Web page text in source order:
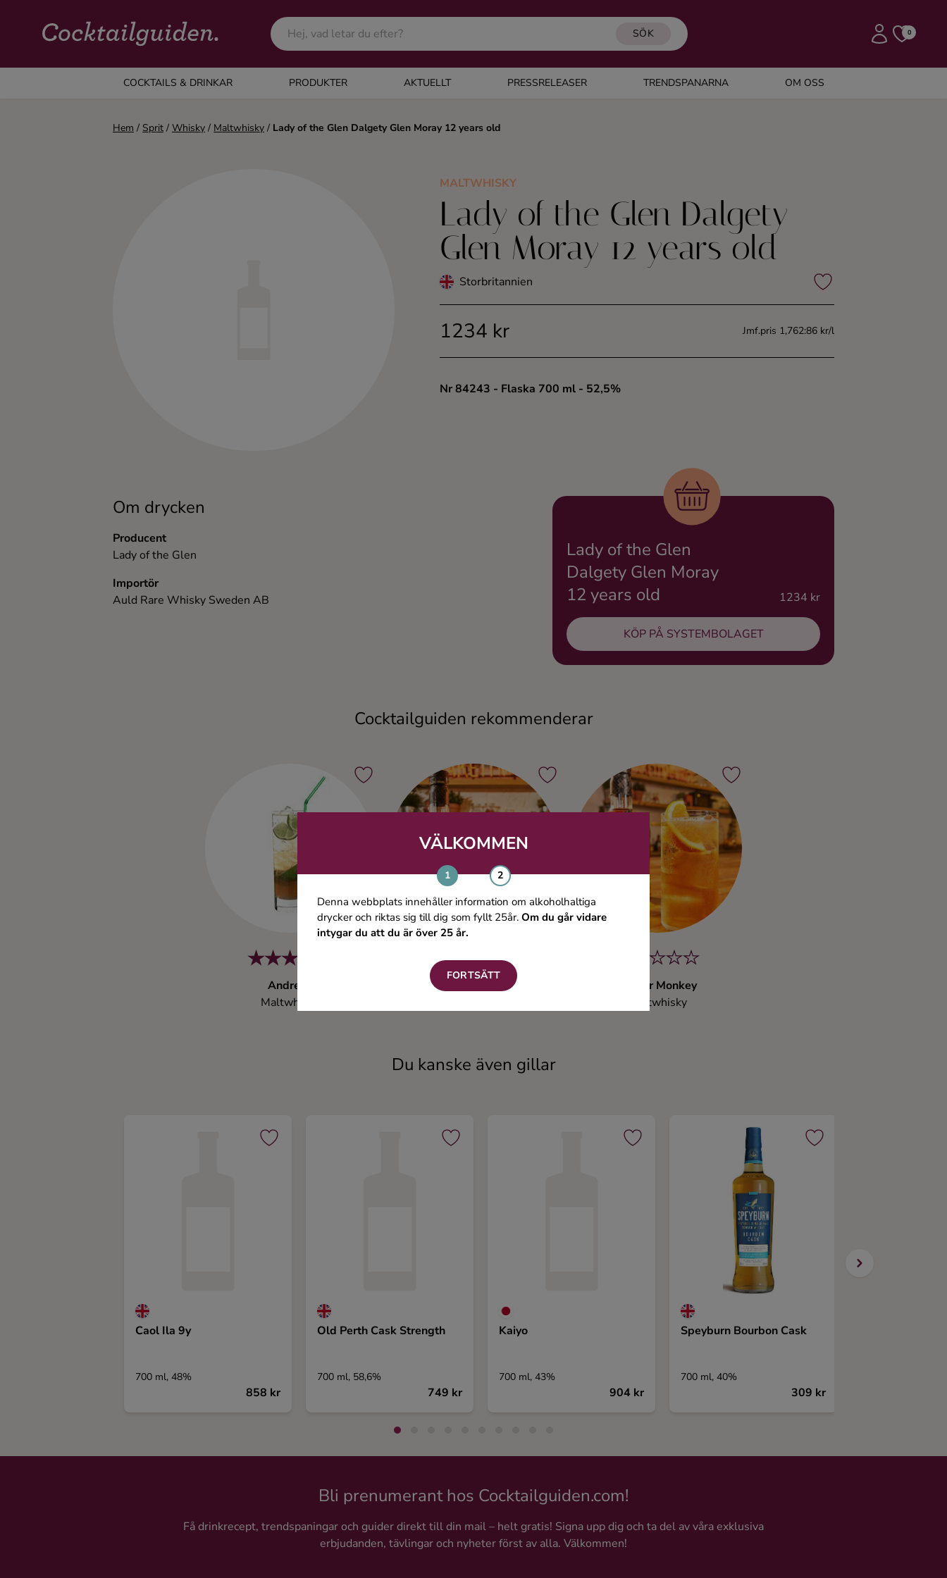
SÖK 0
COCKTAILS & DRINKAR PRODUKTER AKTUELLT PRESSRELEASER TRENDSPANARNA OM OSS
COCKTAILS & DRINKAR
Alla cocktails & drinkar
VÄLKOMMEN
Denna webbplats innehåller information om alkoholhaltiga
drycker och riktas sig till dig som fyllt 25år. Om du går vidare
intygar du att du är över 25 år.
FORTSÄTT
Hem / Sprit / Whisky / Maltwhisky / Lady of the Glen Dalgety Glen Moray 12 years old
MALTWHISKY
Lady of the Glen Dalgety
Glen Moray 12 years old
Storbritannien
1234 kr Jmf.pris 1,762:86 kr/l
Nr 84243 - Flaska 700 ml - 52,5%
Om drycken
Producent
Lady of the Glen
Importör
Auld Rare Whisky Sweden AB
Lady of the Glen
Dalgety Glen Moray
12 years old
1234 kr
KÖP PÅ SYSTEMBOLAGET
Cocktailguiden rekommenderar
Andreas
Maltwhisky
Whisky Jam Sour
Ginger Monkey
Maltwhisky
Du kanske även gillar
Caol Ila 9y
700 ml, 48%
858 kr
Old Perth Cask Strength
700 ml, 58,6%
749 kr
Kaiyo
700 ml, 43%
904 kr
Speyburn Bourbon Cask
700 ml, 40%
309 kr
Bli prenumerant hos Cocktailguiden.com!
Få drinkrecept, trendspaningar och guider direkt till din mail – helt gratis! Signa upp dig och ta del av våra exklusiva
erbjudanden, tävlingar och nyheter först av alla. Välkommen!